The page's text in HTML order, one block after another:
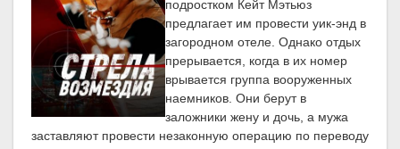
подростком Кейт Мэтьюз
предлагает им провести уик-энд в
загородном отеле. Однако отдых
прерывается, когда в их номер
врывается группа вооруженных
наемников. Они берут в
заложники жену и дочь, а мужа
заставляют провести незаконную операцию по переводу